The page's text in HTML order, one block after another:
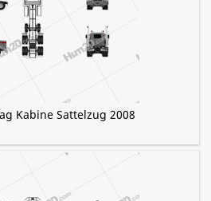
Kabine Sattelzug 2008